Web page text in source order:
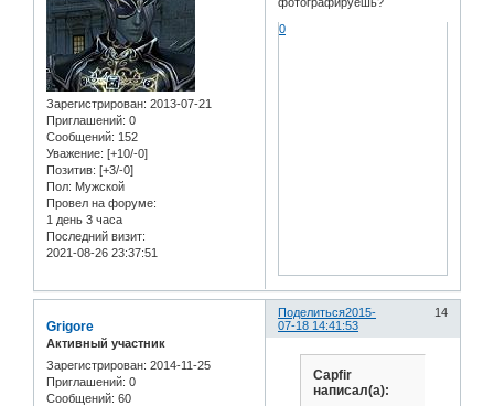
Зарегистрирован: 2013-07-21
Приглашений: 0
Сообщений: 152
Уважение: [+10/-0]
Позитив: [+3/-0]
Пол: Мужской
Провел на форуме:
1 день 3 часа
Последний визит:
2021-08-26 23:37:51
0
Поделиться 14
2015-
07-18 14:41:53
Grigore
Активный участник
Зарегистрирован: 2014-11-25
Приглашений: 0
Сообщений: 60
Capfir
написал(а):